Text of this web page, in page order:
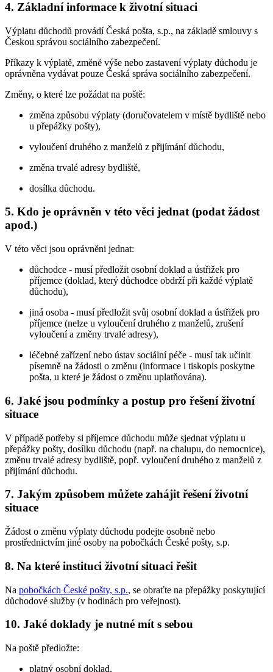
4. Základní informace k životní situaci
Výplatu důchodů provádí Česká pošta, s.p., na základě smlouvy s
Českou správou sociálního zabezpečení.
Příkazy k výplatě, změně výše nebo zastavení výplaty důchodu je
oprávněna vydávat pouze Česká správa sociálního zabezpečení.
Změny, o které lze požádat na poště:
změna způsobu výplaty (doručovatelem v místě bydliště nebo
u přepážky pošty),
vyloučení druhého z manželů z přijímání důchodu,
změna trvalé adresy bydliště,
dosílka důchodu.
5. Kdo je oprávněn v této věci jednat (podat žádost
apod.)
V této věci jsou oprávněni jednat:
důchodce - musí předložit osobní doklad a ústřižek pro
příjemce (doklad, který důchodce obdrží při každé výplatě
důchodu),
jiná osoba - musí předložit svůj osobní doklad a ústřižek pro
příjemce (nelze u vyloučení druhého z manželů, zrušení
vyloučení a změny trvalé adresy),
léčebné zařízení nebo ústav sociální péče - musí tak učinit
písemně na žádosti o změnu (informace i tiskopis poskytne
pošta, u které je žádost o změnu uplatňována).
6. Jaké jsou podmínky a postup pro řešení životní
situace
V případě potřeby si příjemce důchodu může sjednat výplatu u
přepážky pošty, dosílku důchodu (např. na chalupu, do nemocnice),
změnu trvalé adresy bydliště, popř. vyloučení druhého z manželů z
přijímání důchodu.
7. Jakým způsobem můžete zahájit řešení životní
situace
Žádost o změnu výplaty důchodu podejte osobně nebo
prostřednictvím jiné osoby na pobočkách České pošty, s.p.
8. Na které instituci životní situaci řešit
Na pobočkách České pošty, s.p., se obraťte na přepážky poskytující
důchodové služby (v hodinách pro veřejnost).
10. Jaké doklady je nutné mít s sebou
Na poště předložte:
platný osobní doklad,